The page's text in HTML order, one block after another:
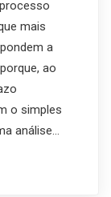
mais
a
ao
o simples
análise…